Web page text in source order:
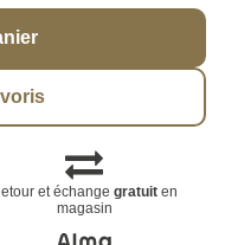
et échangegratuit en
magasin